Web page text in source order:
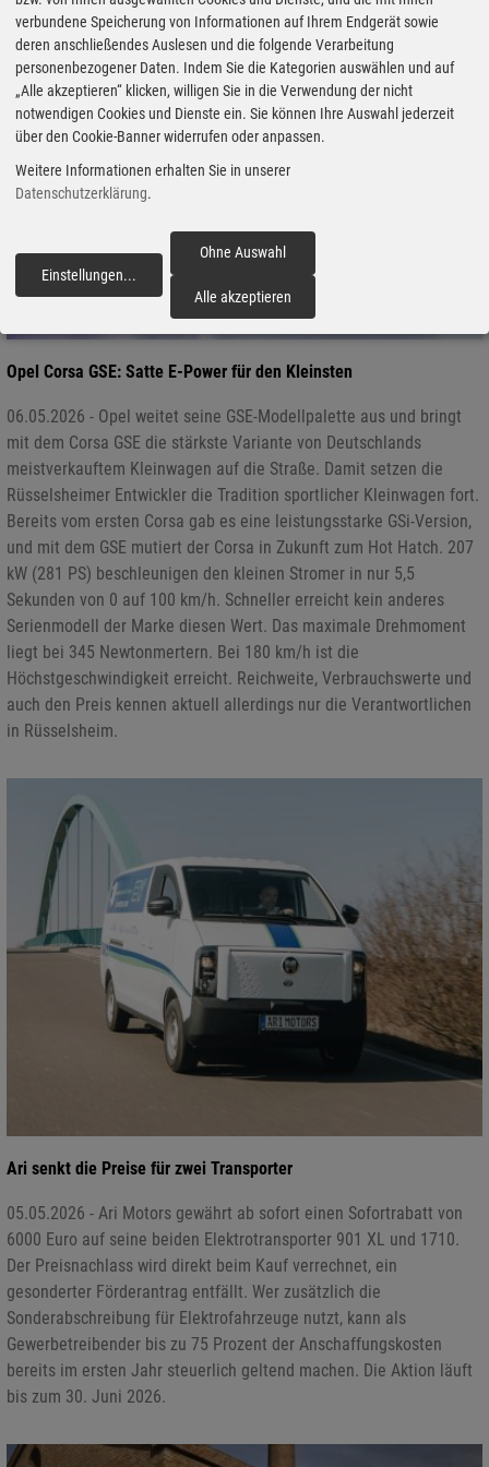
Opel Corsa GSE: Satte E-Power für den Kleinsten
06.05.2026 - Opel weitet seine GSE-Modellpalette aus und bringt
mit dem Corsa GSE die stärkste Variante von Deutschlands
meistverkauftem Kleinwagen auf die Straße. Damit setzen die
Rüsselsheimer Entwickler die Tradition sportlicher Kleinwagen fort.
Bereits vom ersten Corsa gab es eine leistungsstarke GSi-Version,
und mit dem GSE mutiert der Corsa in Zukunft zum Hot Hatch. 207
kW (281 PS) beschleunigen den kleinen Stromer in nur 5,5
Sekunden von 0 auf 100 km/h. Schneller erreicht kein anderes
Serienmodell der Marke diesen Wert. Das maximale Drehmoment
liegt bei 345 Newtonmertern. Bei 180 km/h ist die
Höchstgeschwindigkeit erreicht. Reichweite, Verbrauchswerte und
auch den Preis kennen aktuell allerdings nur die Verantwortlichen
in Rüsselsheim.
Ari senkt die Preise für zwei Transporter
05.05.2026 - Ari Motors gewährt ab sofort einen Sofortrabatt von
6000 Euro auf seine beiden Elektrotransporter 901 XL und 1710.
Der Preisnachlass wird direkt beim Kauf verrechnet, ein
gesonderter Förderantrag entfällt. Wer zusätzlich die
Sonderabschreibung für Elektrofahrzeuge nutzt, kann als
Gewerbetreibender bis zu 75 Prozent der Anschaffungskosten
bereits im ersten Jahr steuerlich geltend machen. Die Aktion läuft
bis zum 30. Juni 2026.
verbundene Speicherung von Informationen auf Ihrem Endgerät sowie
deren anschließendes Auslesen und die folgende Verarbeitung
personenbezogener Daten. Indem Sie die Kategorien auswählen und auf
„Alle akzeptieren“ klicken, willigen Sie in die Verwendung der nicht
notwendigen Cookies und Dienste ein. Sie können Ihre Auswahl jederzeit
über den Cookie-Banner widerrufen oder anpassen.
Weitere Informationen erhalten Sie in unserer
Datenschutzerklärung.
Einstellungen...
Ohne Auswahl
Alle akzeptieren